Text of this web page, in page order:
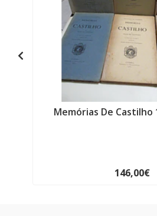
Memórias De Castilho
146,00€